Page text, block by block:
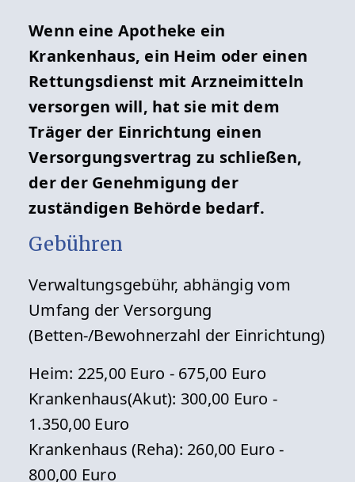
Wenn eine Apotheke ein
Krankenhaus, ein Heim oder einen
Rettungsdienst mit Arzneimitteln
versorgen will, hat sie mit dem
Träger der Einrichtung einen
Versorgungsvertrag zu schließen,
der der Genehmigung der
zuständigen Behörde bedarf.
Gebühren
Verwaltungsgebühr, abhängig vom
Umfang der Versorgung
(Betten-/Bewohnerzahl der Einrichtung)
Heim: 225,00 Euro - 675,00 Euro
Krankenhaus(Akut): 300,00 Euro -
1.350,00 Euro
Krankenhaus (Reha): 260,00 Euro -
800,00 Euro